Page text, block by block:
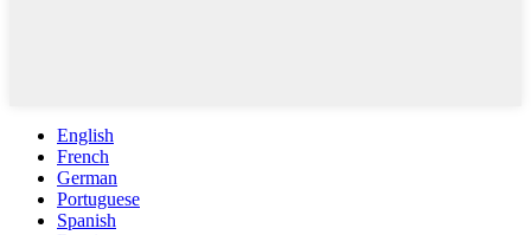
English
French
German
Portuguese
Spanish